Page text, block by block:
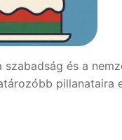
és a
pillanataira